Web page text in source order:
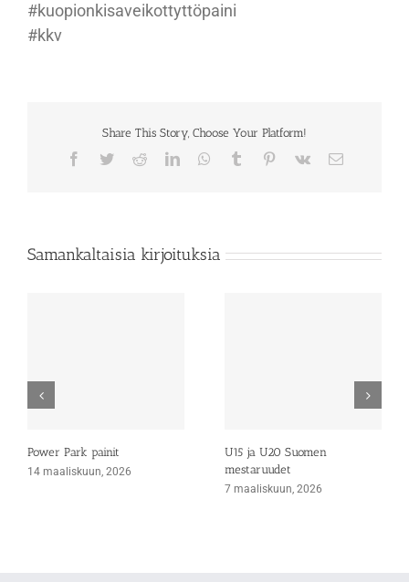
#kuopionkisaveikottyttöpaini
#kkv
Share This Story, Choose Your Platform!
Facebook
TwitterRedditLinkedInWhatsApp
Tumblr Pinterest
Vk Sähköposti
Samankaltaisia kirjoituksia
Power Park painit
14 maaliskuun, 2026
U15 ja U20 Suomen
mestaruudet
7 maaliskuun, 2026